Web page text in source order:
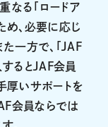
なる「ロードア
め、必要に応じ
一方で、「JAF
るとJAF会員
厚いサポートを
会員ならでは